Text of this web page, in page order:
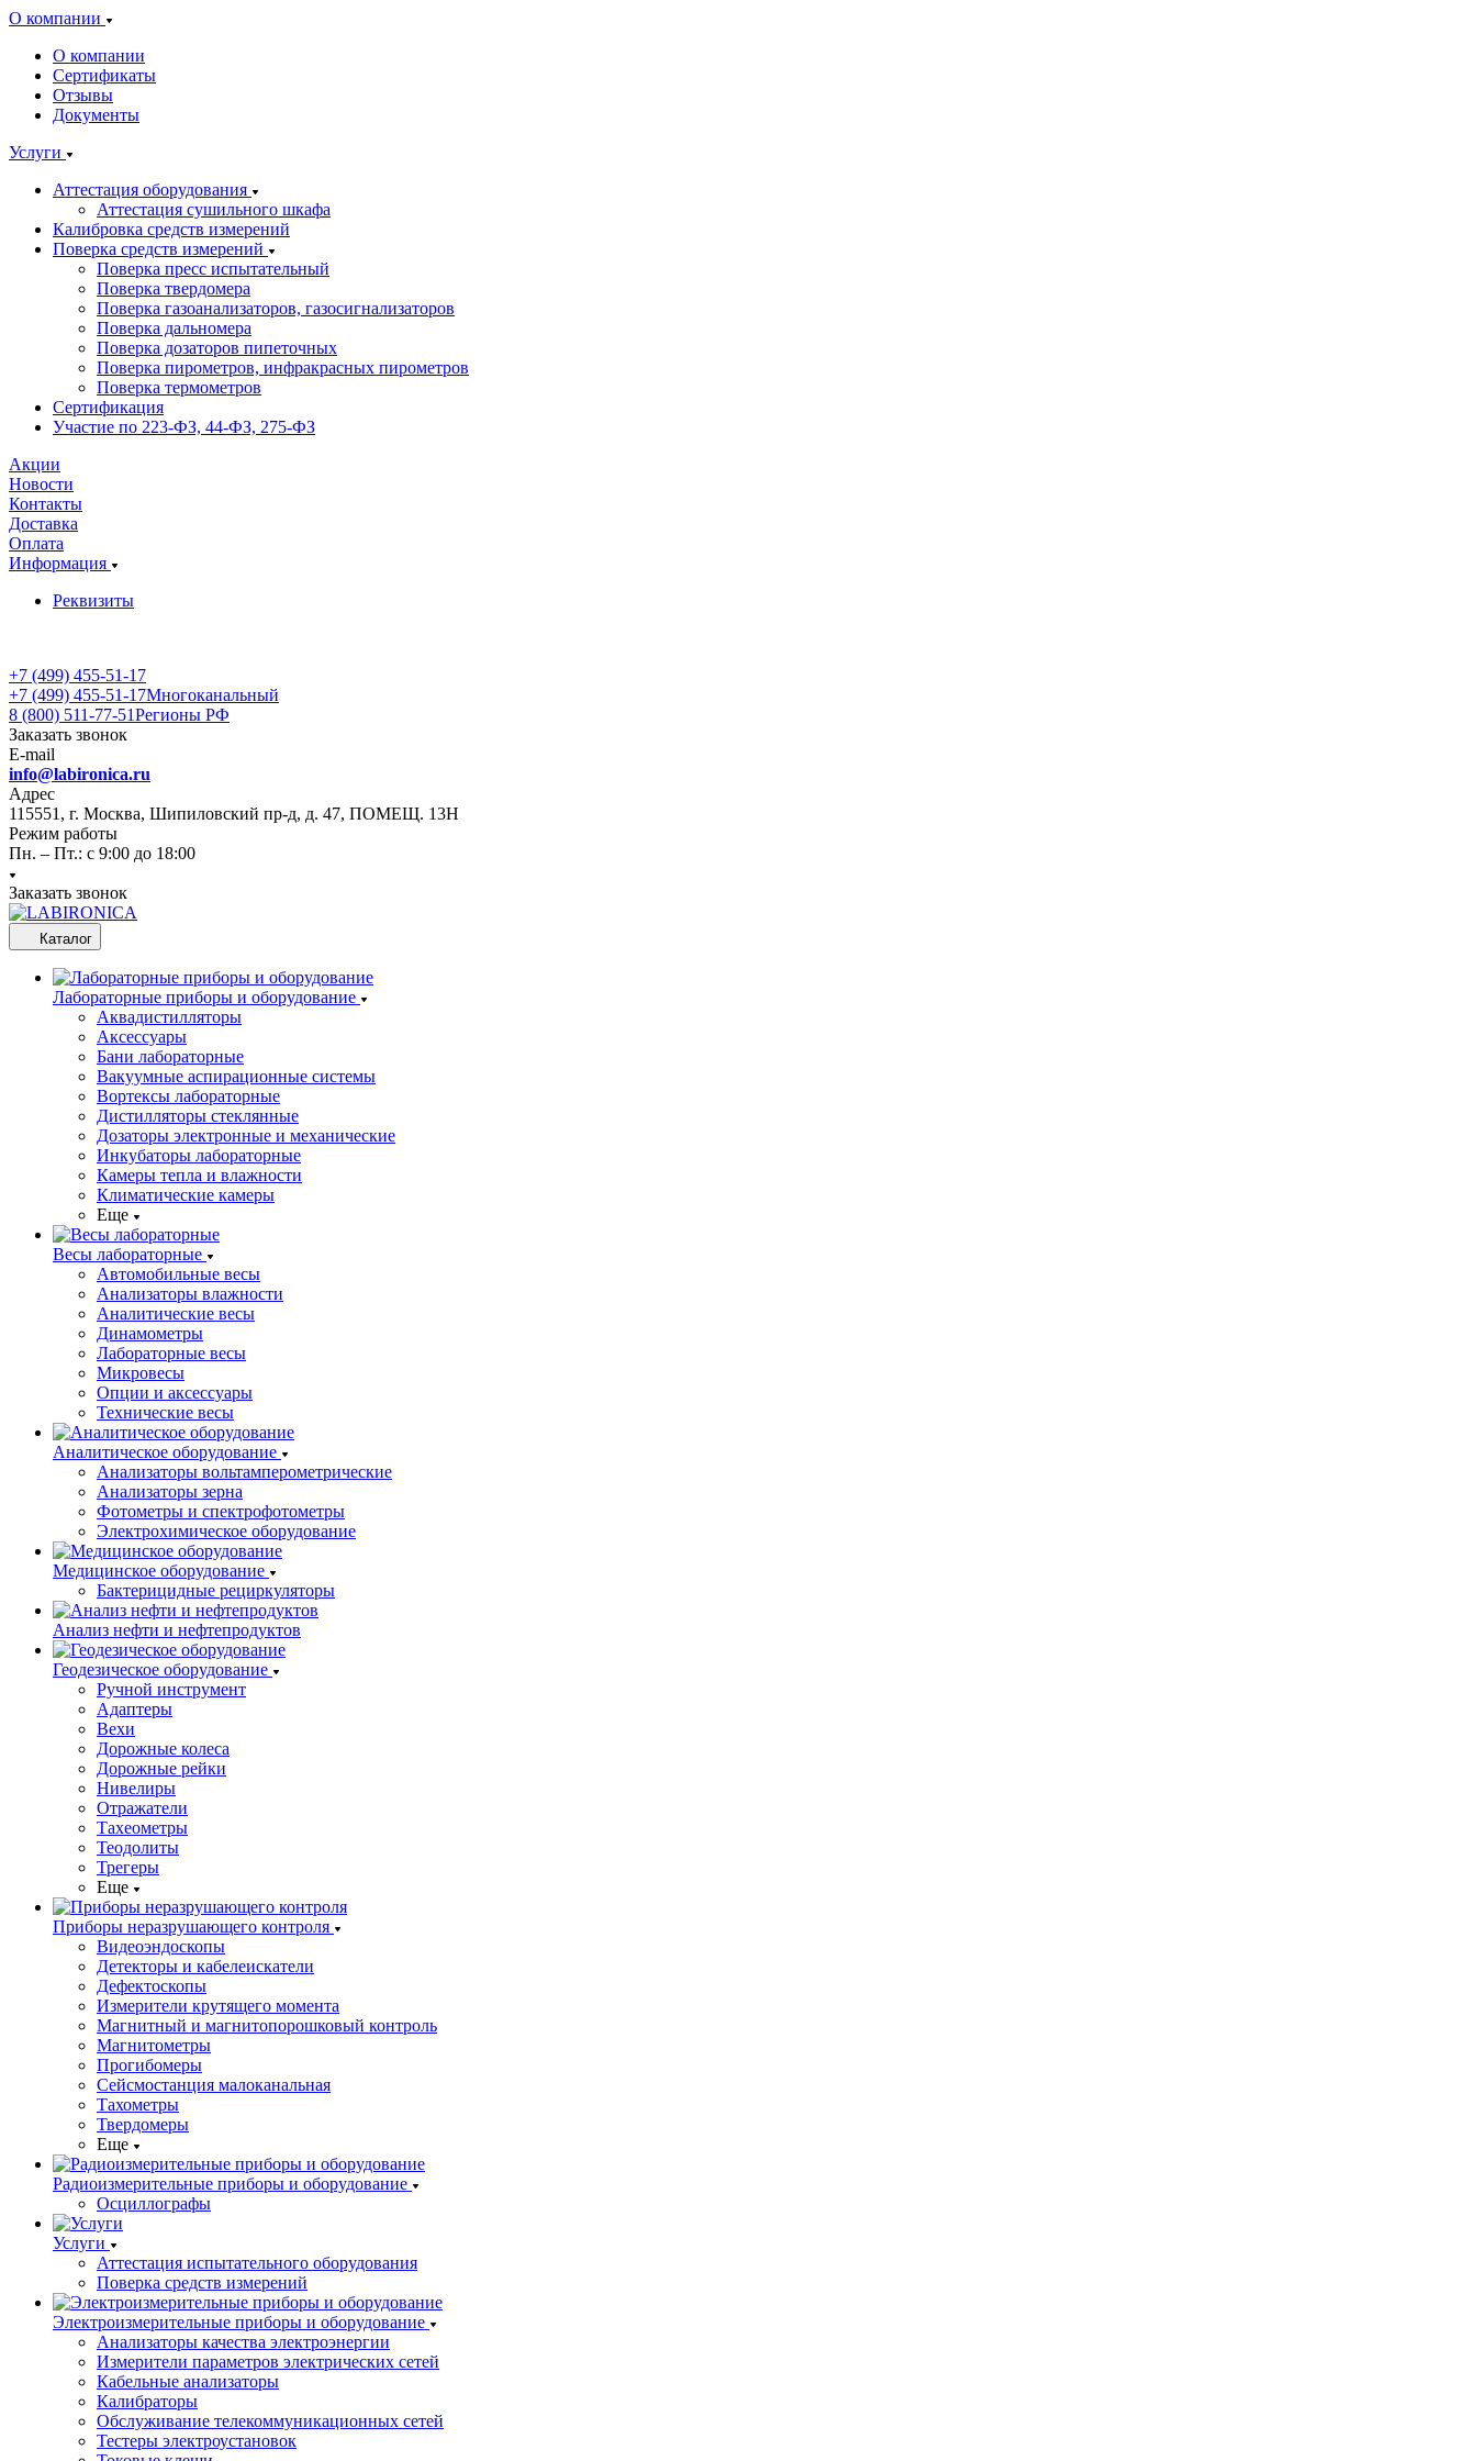
О компании
О компании
Сертификаты
Отзывы
Документы
Услуги
Аттестация оборудования
Аттестация сушильного шкафа
Калибровка средств измерений
Поверка средств измерений
Поверка пресс испытательный
Поверка твердомера
Поверка газоанализаторов, газосигнализаторов
Поверка дальномера
Поверка дозаторов пипеточных
Поверка пирометров, инфракрасных пирометров
Поверка термометров
Сертификация
Участие по 223-ФЗ, 44-ФЗ, 275-ФЗ
Акции
Новости
Контакты
Доставка
Оплата
Информация
Реквизиты
+7 (499) 455-51-17
+7 (499) 455-51-17Многоканальный
8 (800) 511-77-51Регионы РФ
Заказать звонок
E-mail
info@labironica.ru
Адрес
115551, г. Москва, Шипиловский пр-д, д. 47, ПОМЕЩ. 13Н
Режим работы
Пн. – Пт.: с 9:00 до 18:00
Заказать звонок
Каталог
Лабораторные приборы и оборудование
Аквадистилляторы
Аксессуары
Бани лабораторные
Вакуумные аспирационные системы
Вортексы лабораторные
Дистилляторы стеклянные
Дозаторы электронные и механические
Инкубаторы лабораторные
Камеры тепла и влажности
Климатические камеры
Еще
Весы лабораторные
Автомобильные весы
Анализаторы влажности
Аналитические весы
Динамометры
Лабораторные весы
Микровесы
Опции и аксессуары
Технические весы
Аналитическое оборудование
Анализаторы вольтамперометрические
Анализаторы зерна
Фотометры и спектрофотометры
Электрохимическое оборудование
Медицинское оборудование
Бактерицидные рециркуляторы
Анализ нефти и нефтепродуктов
Геодезическое оборудование
Ручной инструмент
Адаптеры
Вехи
Дорожные колеса
Дорожные рейки
Нивелиры
Отражатели
Тахеометры
Теодолиты
Трегеры
Еще
Приборы неразрушающего контроля
Видеоэндоскопы
Детекторы и кабелеискатели
Дефектоскопы
Измерители крутящего момента
Магнитный и магнитопорошковый контроль
Магнитометры
Прогибомеры
Сейсмостанция малоканальная
Тахометры
Твердомеры
Еще
Радиоизмерительные приборы и оборудование
Осциллографы
Услуги
Аттестация испытательного оборудования
Поверка средств измерений
Электроизмерительные приборы и оборудование
Анализаторы качества электроэнергии
Измерители параметров электрических сетей
Кабельные анализаторы
Калибраторы
Обслуживание телекоммуникационных сетей
Тестеры электроустановок